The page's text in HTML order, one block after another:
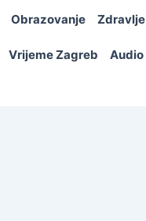
Obrazovanje Zdravlje
Vrijeme Zagreb Audio